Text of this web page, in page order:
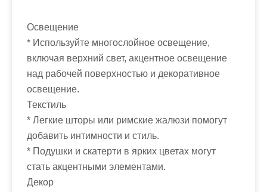
Освещение
* Используйте многослойное освещение,
включая верхний свет, акцентное освещение
над рабочей поверхностью и декоративное
освещение.
Текстиль
* Легкие шторы или римские жалюзи помогут
добавить интимности и стиль.
* Подушки и скатерти в ярких цветах могут
стать акцентными элементами.
Декор